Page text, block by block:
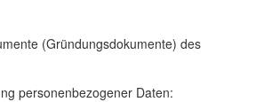
(Gründungsdokumente) des
personenbezogener Daten: